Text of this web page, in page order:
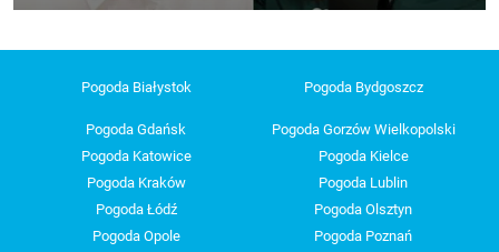
Pogoda Białystok Pogoda Bydgoszcz
Pogoda Gdańsk
Pogoda Gorzów Wielkopolski
Pogoda Katowice
Pogoda Kielce
Pogoda Kraków
Pogoda Lublin
Pogoda Łódź
Pogoda Olsztyn
Pogoda Opole
Pogoda Poznań